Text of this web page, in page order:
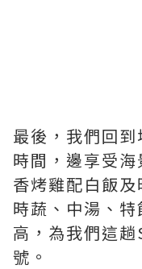
最後，我們回
時間，邊享受
香烤雞配白飯
時蔬、中湯、
高，為我們這
號。